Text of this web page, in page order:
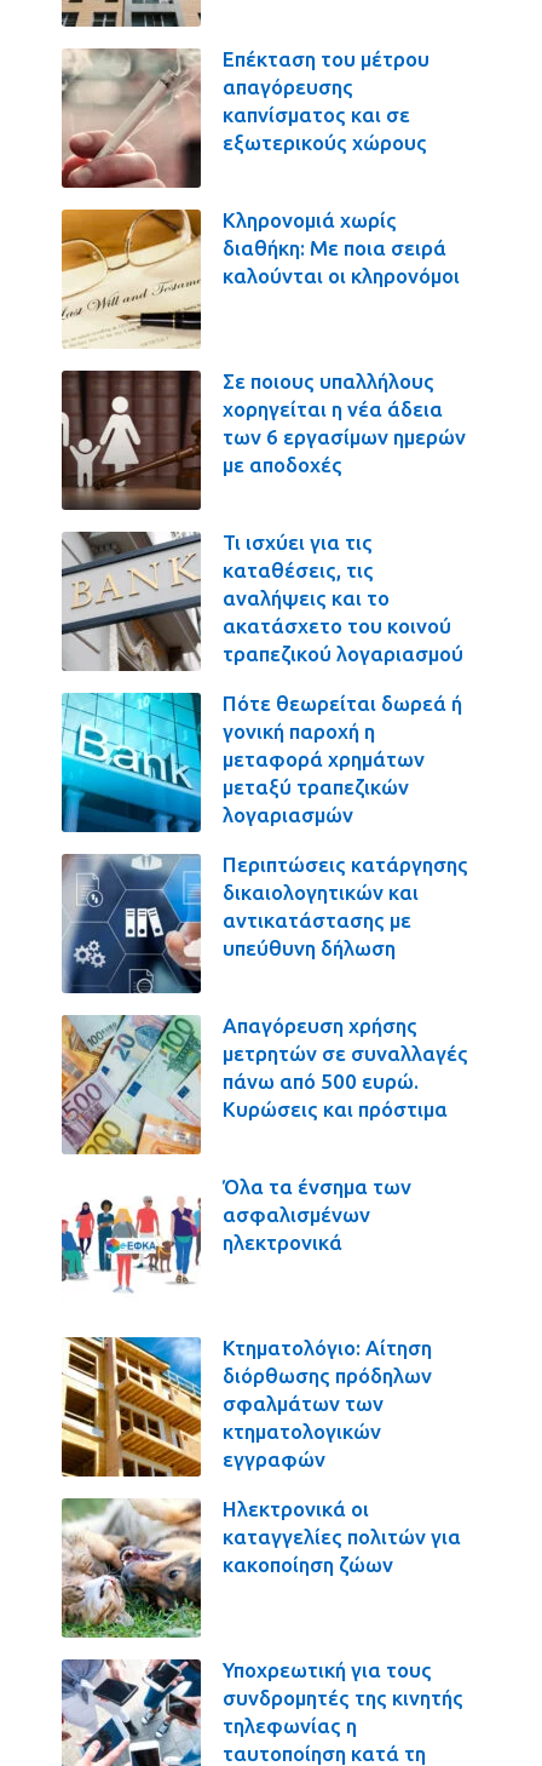
Επέκταση του μέτρου
απαγόρευσης
καπνίσματος και σε
εξωτερικούς χώρους
Κληρονομιά χωρίς
διαθήκη: Με ποια σειρά
καλούνται οι κληρονόμοι
Σε ποιους υπαλλήλους
χορηγείται η νέα άδεια
των 6 εργασίμων ημερών
με αποδοχές
Τι ισχύει για τις
καταθέσεις, τις
αναλήψεις και το
ακατάσχετο του κοινού
τραπεζικού λογαριασμού
Πότε θεωρείται δωρεά ή
γονική παροχή η
μεταφορά χρημάτων
μεταξύ τραπεζικών
λογαριασμών
Περιπτώσεις κατάργησης
δικαιολογητικών και
αντικατάστασης με
υπεύθυνη δήλωση
Απαγόρευση χρήσης
μετρητών σε συναλλαγές
πάνω από 500 ευρώ.
Κυρώσεις και πρόστιμα
Όλα τα ένσημα των
ασφαλισμένων
ηλεκτρονικά
Κτηματολόγιο: Αίτηση
διόρθωσης πρόδηλων
σφαλμάτων των
κτηματολογικών
εγγραφών
Ηλεκτρονικά οι
καταγγελίες πολιτών για
κακοποίηση ζώων
Υποχρεωτική για τους
συνδρομητές της κινητής
τηλεφωνίας η
ταυτοποίηση κατά τη